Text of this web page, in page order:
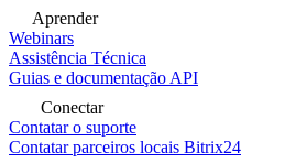
Aprender
Webinars
Assistência Técnica
Guias e documentação API
Conectar
Contatar o suporte
Contatar parceiros locais Bitrix24